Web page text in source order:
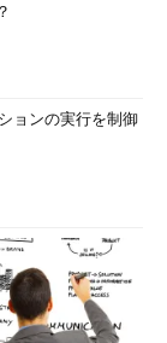
ョンの実行を制御